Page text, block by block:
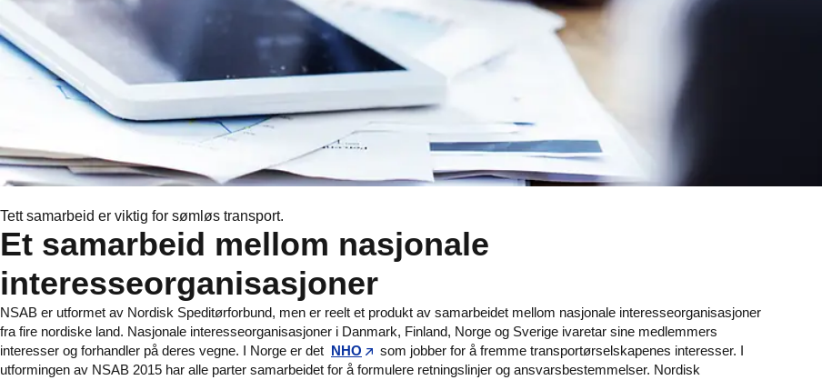
Tett samarbeid er viktig for sømløs transport.
Et samarbeid mellom nasjonale
interesseorganisasjoner
NSAB er utformet av Nordisk Speditørforbund, men er reelt et produkt av samarbeidet mellom nasjonale interesseorganisasjoner
fra fire nordiske land. Nasjonale interesseorganisasjoner i Danmark, Finland, Norge og Sverige ivaretar sine medlemmers
interesser og forhandler på deres vegne. I Norge er det NHO
som jobber for å fremme transportørselskapenes interesser. I
utformingen av NSAB 2015 har alle parter samarbeidet for å formulere retningslinjer og ansvarsbestemmelser. Nordisk